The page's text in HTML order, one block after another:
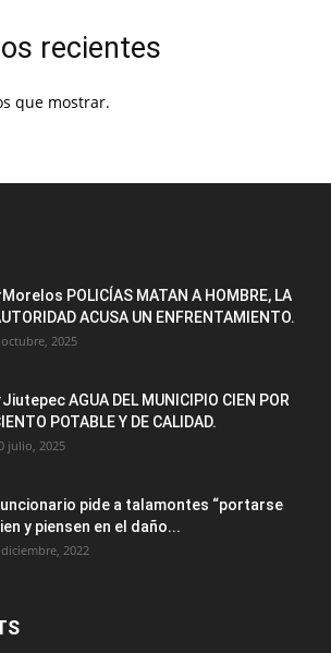
recientes
que mostrar.
POLICÍAS MATAN A HOMBRE, LA
ACUSA UN ENFRENTAMIENTO.
2025
AGUA DEL MUNICIPIO CIEN POR
POTABLE Y DE CALIDAD.
julio, 2025
pide a talamontes “portarse
y piensen en el daño...
2022